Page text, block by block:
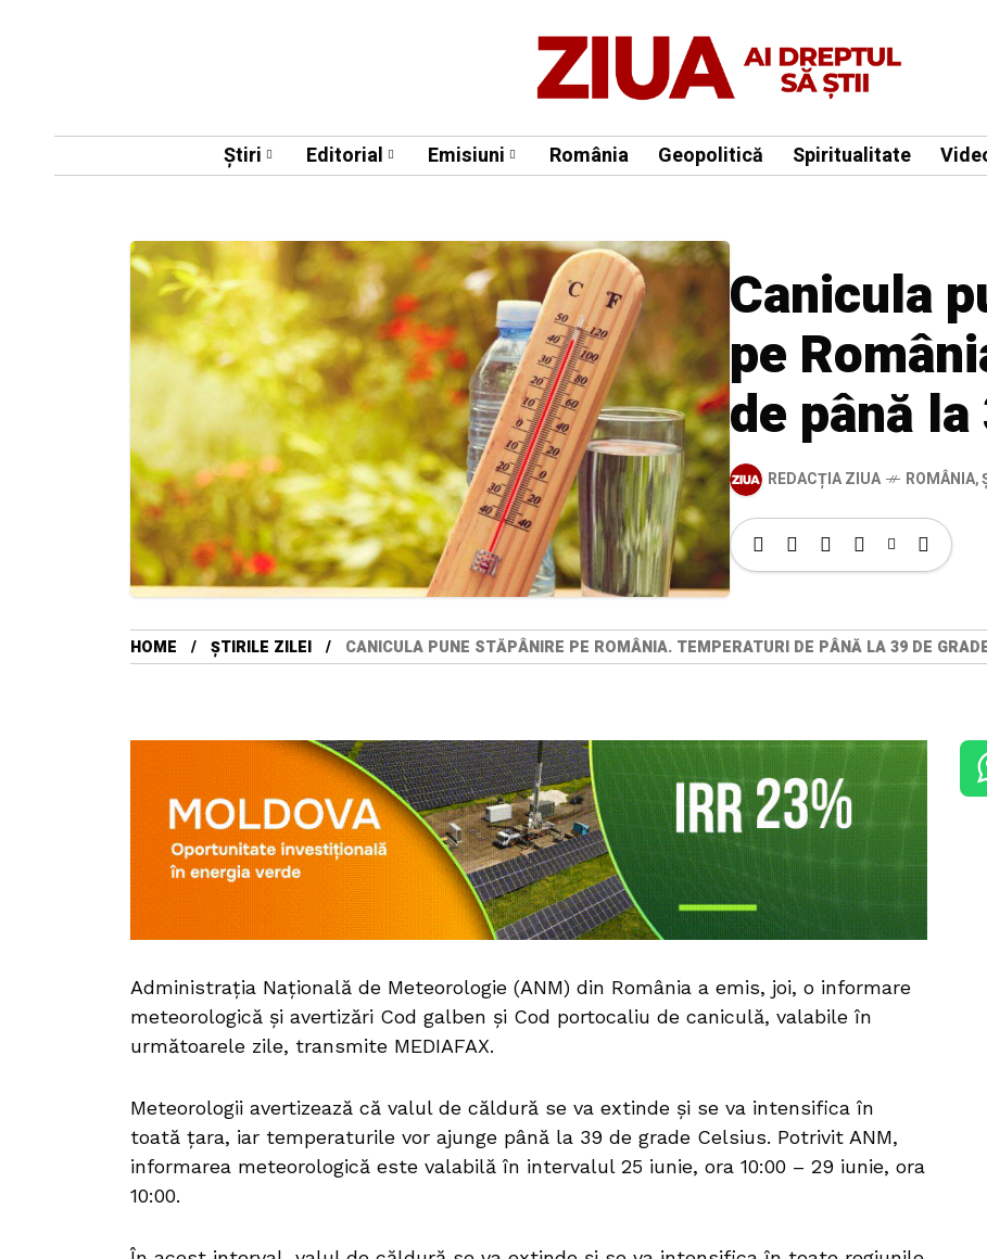
Știri Editorial Emisiuni România Geopolitică Spiritualitate
Canicula
pe
de până
REDACȚIA ZIUA ROMÂNIA,
HOME ȘTIRILE ZILEI CANICULA PUNE STĂPÂNIRE PE ROMÂNIA. TEMPERATURI DE PÂNĂ LA 39 DE
Administrația Națională de Meteorologie (ANM) din România a emis, joi, o informare
meteorologică și avertizări Cod galben și Cod portocaliu de caniculă, valabile în
următoarele zile, transmite MEDIAFAX.
Meteorologii avertizează că valul de căldură se va extinde și se va intensifica în
toată țara, iar temperaturile vor ajunge până la 39 de grade Celsius. Potrivit ANM,
informarea meteorologică este valabilă în intervalul 25 iunie, ora 10:00 – 29 iunie, ora
10:00.